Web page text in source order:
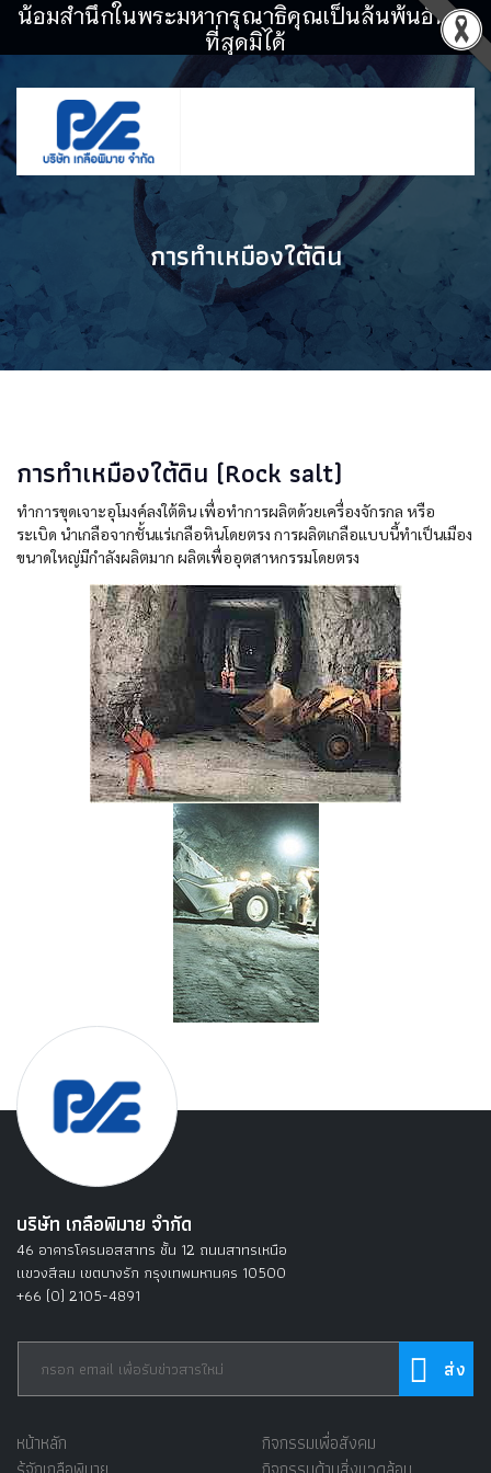
น้อมสำนึกในพระมหากรุณาธิคุณเป็นล้นพ้นอันหา
ที่สุดมิได้
การทำเหมืองใต้ดิน
การทำเหมืองใต้ดิน (Rock salt)
ทำการขุดเจาะอุโมงค์ลงใต้ดิน เพื่อทำการผลิตด้วยเครื่องจักรกล หรือ
ระเบิด นำเกลือจากชั้นแร่เกลือหินโดยตรง การผลิตเกลือแบบนี้ทำเป็นเมือง
ขนาดใหญ่มีกำลังผลิตมาก ผลิตเพื่ออุตสาหกรรมโดยตรง
บริษัท เกลือพิมาย จำกัด
46 อาคารโครนอสสาทร ชั้น 12 ถนนสาทรเหนือ
แขวงสีลม เขตบางรัก กรุงเทพมหานคร 10500
+66 (0) 2105-4891
หน้าหลัก
กิจกรรมเพื่อสังคม